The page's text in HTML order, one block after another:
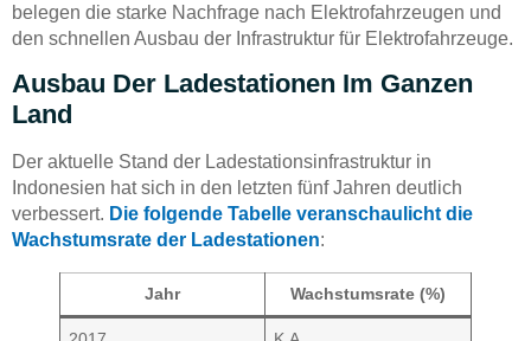
belegen die starke Nachfrage nach Elektrofahrzeugen und
den schnellen Ausbau der Infrastruktur für Elektrofahrzeuge.
Ausbau Der Ladestationen Im Ganzen
Land
Der aktuelle Stand der Ladestationsinfrastruktur in
Indonesien hat sich in den letzten fünf Jahren deutlich
verbessert. Die folgende Tabelle veranschaulicht die
Wachstumsrate der Ladestationen:
Jahr Wachstumsrate (%)